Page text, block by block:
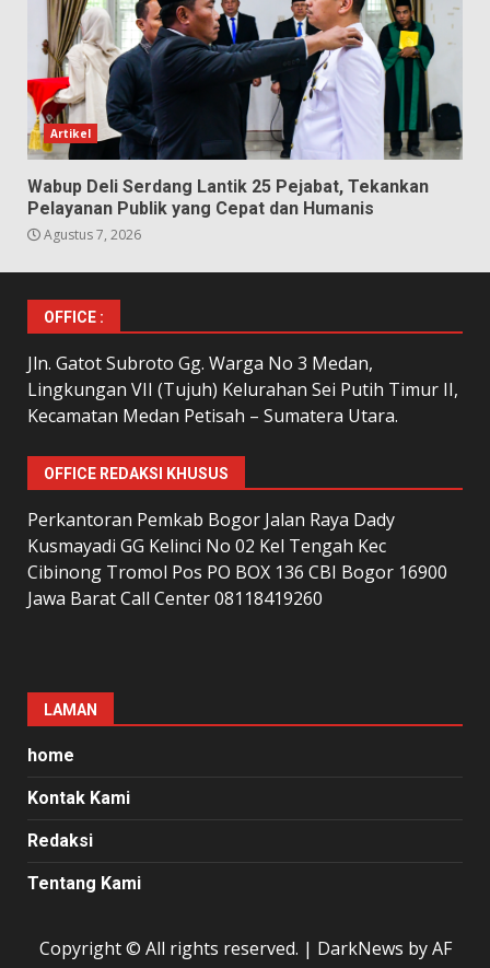
Artikel
Wabup Deli Serdang Lantik 25 Pejabat, Tekankan
Pelayanan Publik yang Cepat dan Humanis
Agustus 7, 2026
OFFICE :
Jln. Gatot Subroto Gg. Warga No 3 Medan,
Lingkungan VII (Tujuh) Kelurahan Sei Putih Timur II,
Kecamatan Medan Petisah – Sumatera Utara.
OFFICE REDAKSI KHUSUS
Perkantoran Pemkab Bogor Jalan Raya Dady
Kusmayadi GG Kelinci No 02 Kel Tengah Kec
Cibinong Tromol Pos PO BOX 136 CBI Bogor 16900
Jawa Barat Call Center 08118419260
LAMAN
home
Kontak Kami
Redaksi
Tentang Kami
Copyright © All rights reserved. | DarkNews by AF